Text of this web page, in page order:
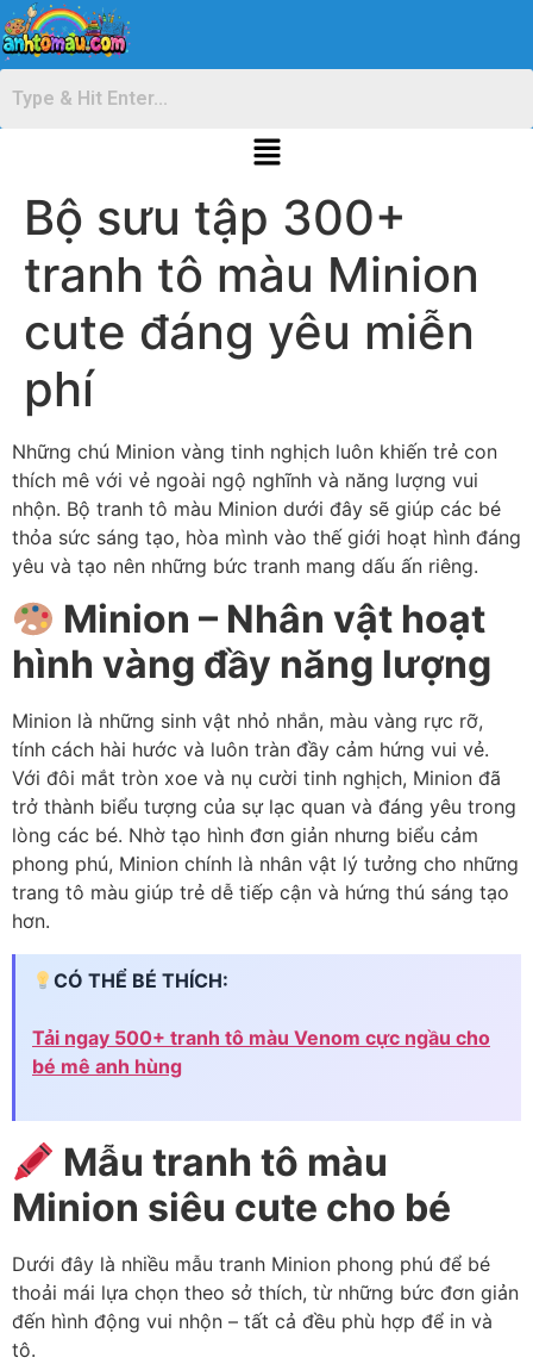
Bộ sưu tập 300+
tranh tô màu Minion
cute đáng yêu miễn
phí
Những chú Minion vàng tinh nghịch luôn khiến trẻ con
thích mê với vẻ ngoài ngộ nghĩnh và năng lượng vui
nhộn. Bộ tranh tô màu Minion dưới đây sẽ giúp các bé
thỏa sức sáng tạo, hòa mình vào thế giới hoạt hình đáng
yêu và tạo nên những bức tranh mang dấu ấn riêng.
Minion – Nhân vật hoạt
hình vàng đầy năng lượng
Minion là những sinh vật nhỏ nhắn, màu vàng rực rỡ,
tính cách hài hước và luôn tràn đầy cảm hứng vui vẻ.
Với đôi mắt tròn xoe và nụ cười tinh nghịch, Minion đã
trở thành biểu tượng của sự lạc quan và đáng yêu trong
lòng các bé. Nhờ tạo hình đơn giản nhưng biểu cảm
phong phú, Minion chính là nhân vật lý tưởng cho những
trang tô màu giúp trẻ dễ tiếp cận và hứng thú sáng tạo
hơn.
CÓ THỂ BÉ THÍCH:
Tải ngay 500+ tranh tô màu Venom cực ngầu cho
bé mê anh hùng
Mẫu tranh tô màu
Minion siêu cute cho bé
Dưới đây là nhiều mẫu tranh Minion phong phú để bé
thoải mái lựa chọn theo sở thích, từ những bức đơn giản
đến hình động vui nhộn – tất cả đều phù hợp để in và
tô.